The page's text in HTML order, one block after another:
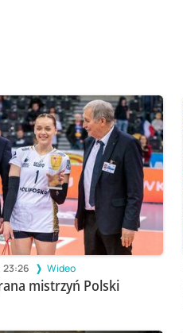
23:26 Wideo
mistrzyń Polski